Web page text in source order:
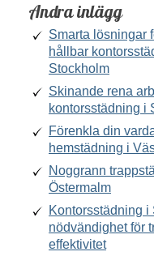
Andra inlägg
Smarta lösningar
hållbar
Stockholm
Skinande rena
kontorsstädning i
Förenkla din
hemstädning i
Noggrann
Östermalm
Kontorsstädning i
nödvändighet för
effektivitet